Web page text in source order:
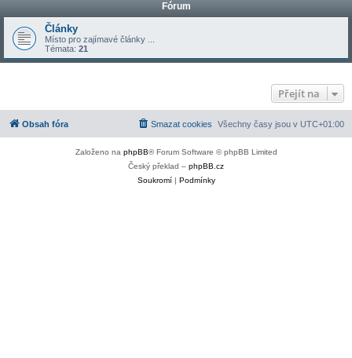
Fórum
Články
Místo pro zajímavé články ...
Témata: 21
Přejít na
Obsah fóra Všechny časy jsou v UTC+01:00
Smazat cookies
Založeno na phpBB® Forum Software © phpBB Limited
Český překlad – phpBB.cz
Soukromí| Podmínky